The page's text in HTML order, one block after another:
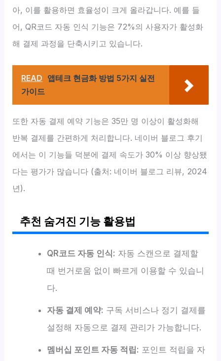
아, 이를 활용하면 효율성이 크게 올라갑니다. 예를 들
어, QR코드 자동 인식 기능은 72%의 사용자가 활성화
해 결제 과정을 단축시키고 있습니다.
READ 앱테크 현금화 방법 5가지 실전
가이드
또한 자동 결제 예약 기능은 35만 명 이상이 활성화해
반복 결제를 간편하게 처리합니다. 네이버 블로그 후기
에서는 이 기능들 덕분에 결제 속도가 30% 이상 향상됐
다는 평가가 많습니다 (출처: 네이버 블로그 리뷰, 2024
년).
추천 숨겨진 기능 활용법
QR코드 자동 인식: 자동 스캔으로 결제할
때 번거로움 없이 빠르게 이용할 수 있습니
다.
자동 결제 예약: 구독 서비스나 정기 결제를
설정해 자동으로 결제 관리가 가능합니다.
멤버십 포인트 자동 적립: 포인트 적립을 자